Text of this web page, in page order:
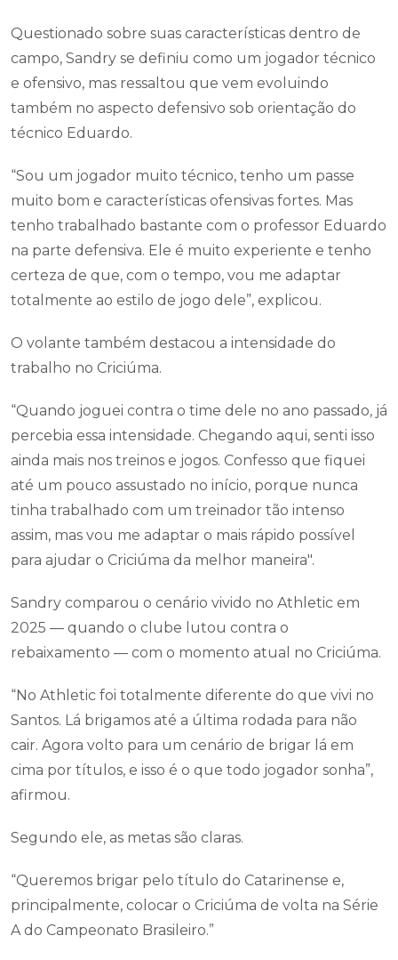
Questionado sobre suas características dentro de
campo, Sandry se definiu como um jogador técnico
e ofensivo, mas ressaltou que vem evoluindo
também no aspecto defensivo sob orientação do
técnico Eduardo.
“Sou um jogador muito técnico, tenho um passe
muito bom e características ofensivas fortes. Mas
tenho trabalhado bastante com o professor Eduardo
na parte defensiva. Ele é muito experiente e tenho
certeza de que, com o tempo, vou me adaptar
totalmente ao estilo de jogo dele”, explicou.
O volante também destacou a intensidade do
trabalho no Criciúma.
“Quando joguei contra o time dele no ano passado, já
percebia essa intensidade. Chegando aqui, senti isso
ainda mais nos treinos e jogos. Confesso que fiquei
até um pouco assustado no início, porque nunca
tinha trabalhado com um treinador tão intenso
assim, mas vou me adaptar o mais rápido possível
para ajudar o Criciúma da melhor maneira".
Sandry comparou o cenário vivido no Athletic em
2025 — quando o clube lutou contra o
rebaixamento — com o momento atual no Criciúma.
“No Athletic foi totalmente diferente do que vivi no
Santos. Lá brigamos até a última rodada para não
cair. Agora volto para um cenário de brigar lá em
cima por títulos, e isso é o que todo jogador sonha”,
afirmou.
Segundo ele, as metas são claras.
“Queremos brigar pelo título do Catarinense e,
principalmente, colocar o Criciúma de volta na Série
A do Campeonato Brasileiro.”